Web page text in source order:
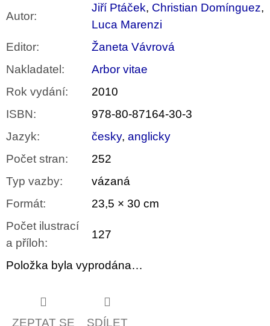
Autor:
Jiří Ptáček, Christian Domínguez,
Luca Marenzi
Editor:
Žaneta Vávrová
Nakladatel :
Arbor vitae
Rok vydání:
2010
ISBN:
978-80-87164-30-3
Jazyk: česky, anglicky
Počet stran:
252
Typ vazby:
vázaná
Formát:
23,5 × 30 cm
Počet ilustrací
a příloh:
127
Položka byla vyprodána…
ZEPTAT SE SDÍLET